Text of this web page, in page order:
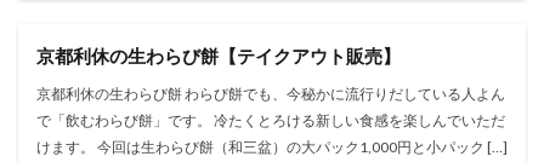
京都利休の生わらび餅【テイクアウト販売】
京都利休の生わらび餅 わらび餅でも、今秘かに流行りだしている人よん
で「飲むわらび餅」です。 冷たくとろける新しい食感を楽しんでいただ
けます。 今回は生わらび餅（和三盆）の大パック1,000円と小パック […]